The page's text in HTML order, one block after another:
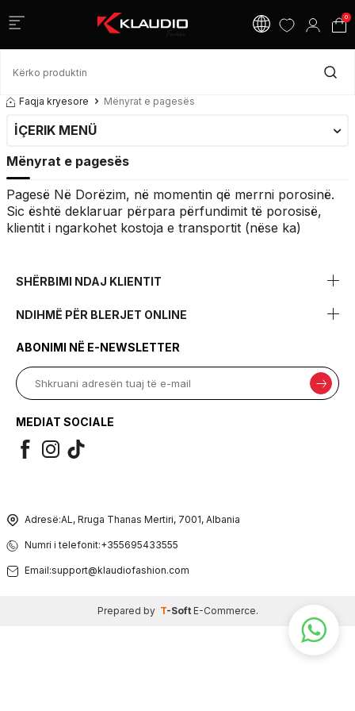
0
Faqja kryesore Mënyrat e pagesës
İÇERIK MENÜ
Mënyrat e pagesës
Pagesë Në Dorëzim, në momentin që merrni porosinë.
Sic është deklaruar përpara përfundimit të porosisë,
klientit i ngarkohet kostoja e transportit (nëse ka)
SHËRBIMI NDAJ KLIENTIT
NDIHMË PËR BLERJET ONLINE
ABONIMI NË E-NEWSLETTER
MEDIAT SOCIALE
Adresë:AL, Rruga Thanas Mertiri, 7001, Albania
Numri i telefonit:+355695433555
Email:support@klaudiofashion.com
Prepared by T-Soft E-Commerce.